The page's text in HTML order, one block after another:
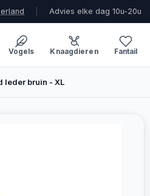
Advies elke dag 10u-20u
Vogels Knaagdieren Fantail
leder bruin - XL